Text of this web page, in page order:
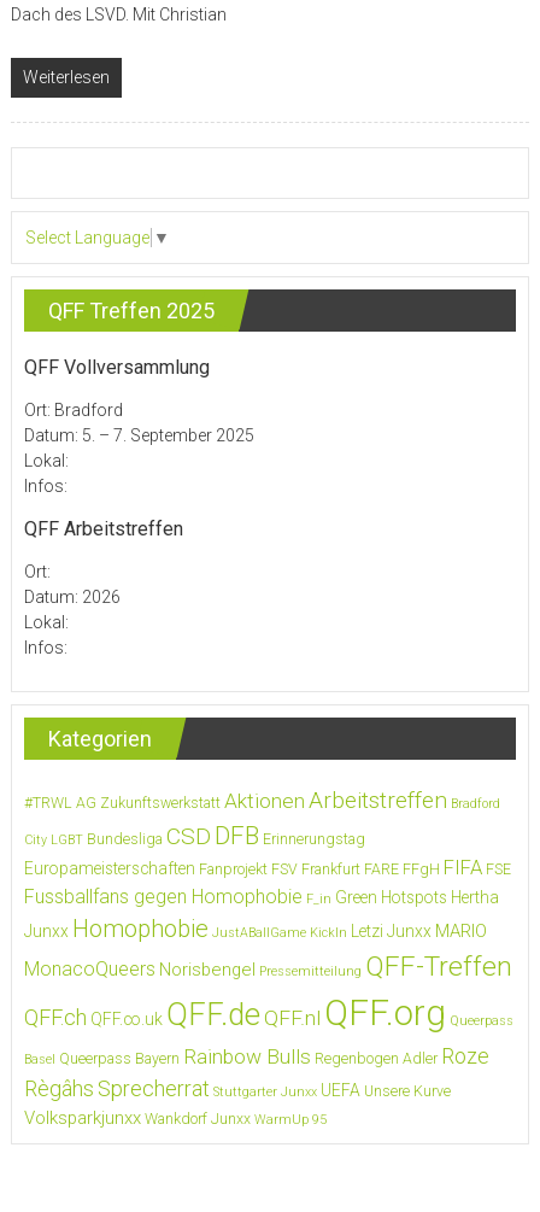
Dach des LSVD. Mit Christian
Weiterlesen
Select Language ▼
QFF Treffen 2025
QFF Vollversammlung
Ort: Bradford
Datum: 5. – 7. September 2025
Lokal:
Infos:
QFF Arbeitstreffen
Ort:
Datum: 2026
Lokal:
Infos:
Kategorien
#TRWL AG Zukunftswerkstatt Aktionen Arbeitstreffen Bradford
City LGBT Bundesliga CSD DFB Erinnerungstag
Europameisterschaften Fanprojekt FSV Frankfurt FARE FFgH FIFA FSE
Fussballfans gegen Homophobie F_in Green Hotspots Hertha
Junxx Homophobie JustABallGame KickIn Letzi Junxx MARIO
MonacoQueers Norisbengel Pressemitteilung QFF-Treffen
QFF.ch QFF.co.uk QFF.de QFF.nl QFF.org Queerpass
Basel Queerpass Bayern Rainbow Bulls Regenbogen Adler Roze
Règâhs Sprecherrat Stuttgarter Junxx UEFA Unsere Kurve
Volksparkjunxx Wankdorf Junxx WarmUp 95